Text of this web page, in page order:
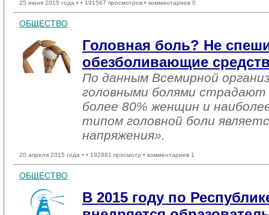
25 июня 2015 года • • 191567 просмотров • комментариев 0
ОБЩЕСТВО
Головная боль? Не
обезболивающие
По данным Всемирной
головными болями
более 80% женщин и
типом головной боли
напряжения».
20 апреля 2015 года • • 192881 просмотр • комментариев 1
ОБЩЕСТВО
В 2015 году по